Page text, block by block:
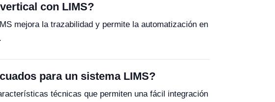
con LIMS?
mejora la trazabilidad y permite la automatización en
para un sistema LIMS?
técnicas que permiten una fácil integración